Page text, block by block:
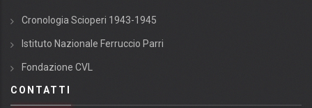
Cronologia Scioperi 1943-1945
Istituto Nazionale Ferruccio Parri
Fondazione CVL
CONTATTI